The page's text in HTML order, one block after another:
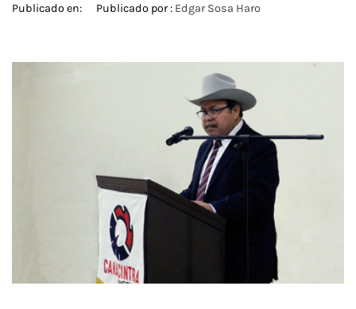
Publicado en: Publicado por : Edgar Sosa Haro